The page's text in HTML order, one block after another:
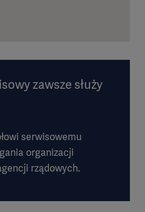
zawsze służy
serwisowemu
organizacji
rządowych.